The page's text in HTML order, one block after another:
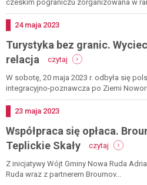
czeskim pograniczu zorganizowana w
Dodano
24 maja 2023
Turystyka bez granic.
relacja
czytaj
turystyka
bez
granic.
-
relacja
W sobotę, 20 maja 2023 r. odbyła się
integracyjno-poznawcza po Ziemi
Dodano
23 maja 2023
Współpraca się opłaca.
Teplickie Skały
czytaj
współpraca
się
opłaca.
Z inicjatywy Wójt Gminy Nowa Ruda
Ruda wraz z partnerem Broumov...